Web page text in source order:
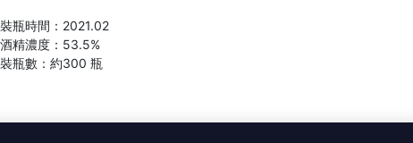
裝瓶時間：2021.02
酒精濃度：53.5%
裝瓶數：約300 瓶